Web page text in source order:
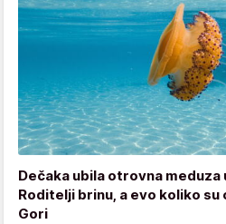
Dečaka ubila otrovna
Roditelji brinu, a evo koliko su
Gori